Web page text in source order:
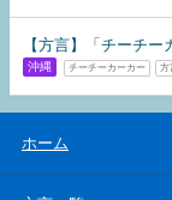
【方言】「チーチ
沖縄 チーチーカーカー 方
ホーム